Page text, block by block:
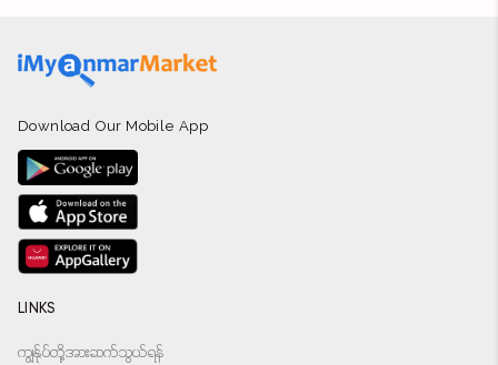
Download Our Mobile App
LINKS
ကျွန်ုပ်တို့အားဆက်သွယ်ရန်